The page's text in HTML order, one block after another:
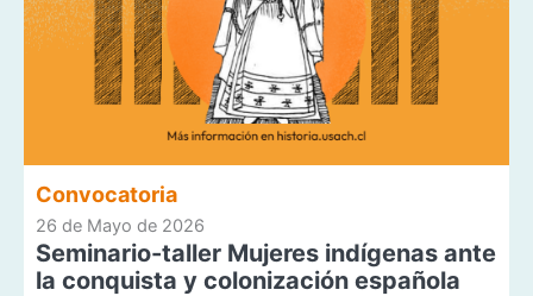
Convocatoria
26 de Mayo de 2026
Seminario-taller Mujeres indígenas ante
la conquista y colonización española